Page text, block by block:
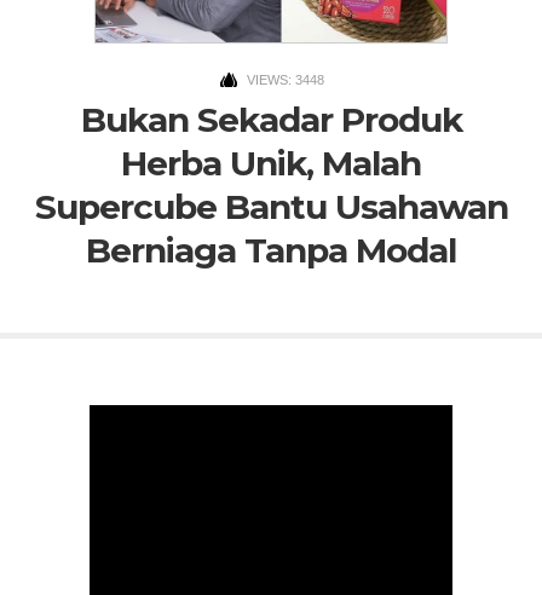
VIEWS: 3448
Bukan Sekadar Produk
Herba Unik, Malah
Supercube Bantu Usahawan
Berniaga Tanpa Modal